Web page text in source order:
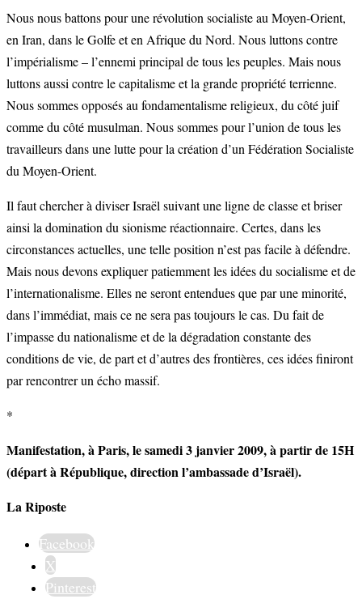
Nous nous battons pour une révolution socialiste au Moyen-Orient,
en Iran, dans le Golfe et en Afrique du Nord. Nous luttons contre
l’impérialisme – l’ennemi principal de tous les peuples. Mais nous
luttons aussi contre le capitalisme et la grande propriété terrienne.
Nous sommes opposés au fondamentalisme religieux, du côté juif
comme du côté musulman. Nous sommes pour l’union de tous les
travailleurs dans une lutte pour la création d’un Fédération Socialiste
du Moyen-Orient.
Il faut chercher à diviser Israël suivant une ligne de classe et briser
ainsi la domination du sionisme réactionnaire. Certes, dans les
circonstances actuelles, une telle position n’est pas facile à défendre.
Mais nous devons expliquer patiemment les idées du socialisme et de
l’internationalisme. Elles ne seront entendues que par une minorité,
dans l’immédiat, mais ce ne sera pas toujours le cas. Du fait de
l’impasse du nationalisme et de la dégradation constante des
conditions de vie, de part et d’autres des frontières, ces idées finiront
par rencontrer un écho massif.
*
Manifestation, à Paris, le samedi 3 janvier 2009, à partir de 15H
(départ à République, direction l’ambassade d’Israël).
La Riposte
Facebook
X
Pinterest